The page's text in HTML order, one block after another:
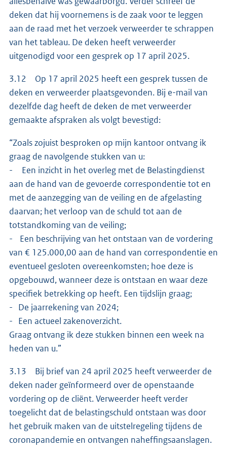
deken dat hij voornemens is de zaak voor te leggen
aan de raad met het verzoek verweerder te schrappen
van het tableau. De deken heeft verweerder
uitgenodigd voor een gesprek op 17 april 2025.
3.12 Op 17 april 2025 heeft een gesprek tussen de
deken en verweerder plaatsgevonden. Bij e-mail van
dezelfde dag heeft de deken de met verweerder
gemaakte afspraken als volgt bevestigd:
“Zoals zojuist besproken op mijn kantoor ontvang ik
graag de navolgende stukken van u:
- Een inzicht in het overleg met de Belastingdienst
aan de hand van de gevoerde correspondentie tot en
met de aanzegging van de veiling en de afgelasting
daarvan; het verloop van de schuld tot aan de
totstandkoming van de veiling;
- Een beschrijving van het ontstaan van de vordering
van € 125.000,00 aan de hand van correspondentie en
eventueel gesloten overeenkomsten; hoe deze is
opgebouwd, wanneer deze is ontstaan en waar deze
specifiek betrekking op heeft. Een tijdslijn graag;
- De jaarrekening van 2024;
- Een actueel zakenoverzicht.
Graag ontvang ik deze stukken binnen een week na
heden van u.”
3.13 Bij brief van 24 april 2025 heeft verweerder de
deken nader geïnformeerd over de openstaande
vordering op de cliënt. Verweerder heeft verder
toegelicht dat de belastingschuld ontstaan was door
het gebruik maken van de uitstelregeling tijdens de
coronapandemie en ontvangen naheffingsaanslagen.